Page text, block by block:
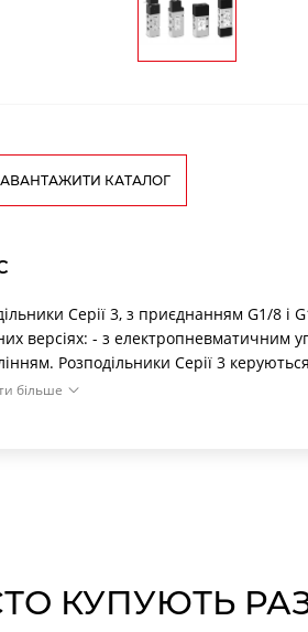
КАТАЛОГ
Серії 3, з приєднанням G1/8 і
версіях: - з електропневматичним
Розподільники Серії 3
забезпечені ручним
344D-E15-02
394D-015-02
більше
КУПУЮТЬ